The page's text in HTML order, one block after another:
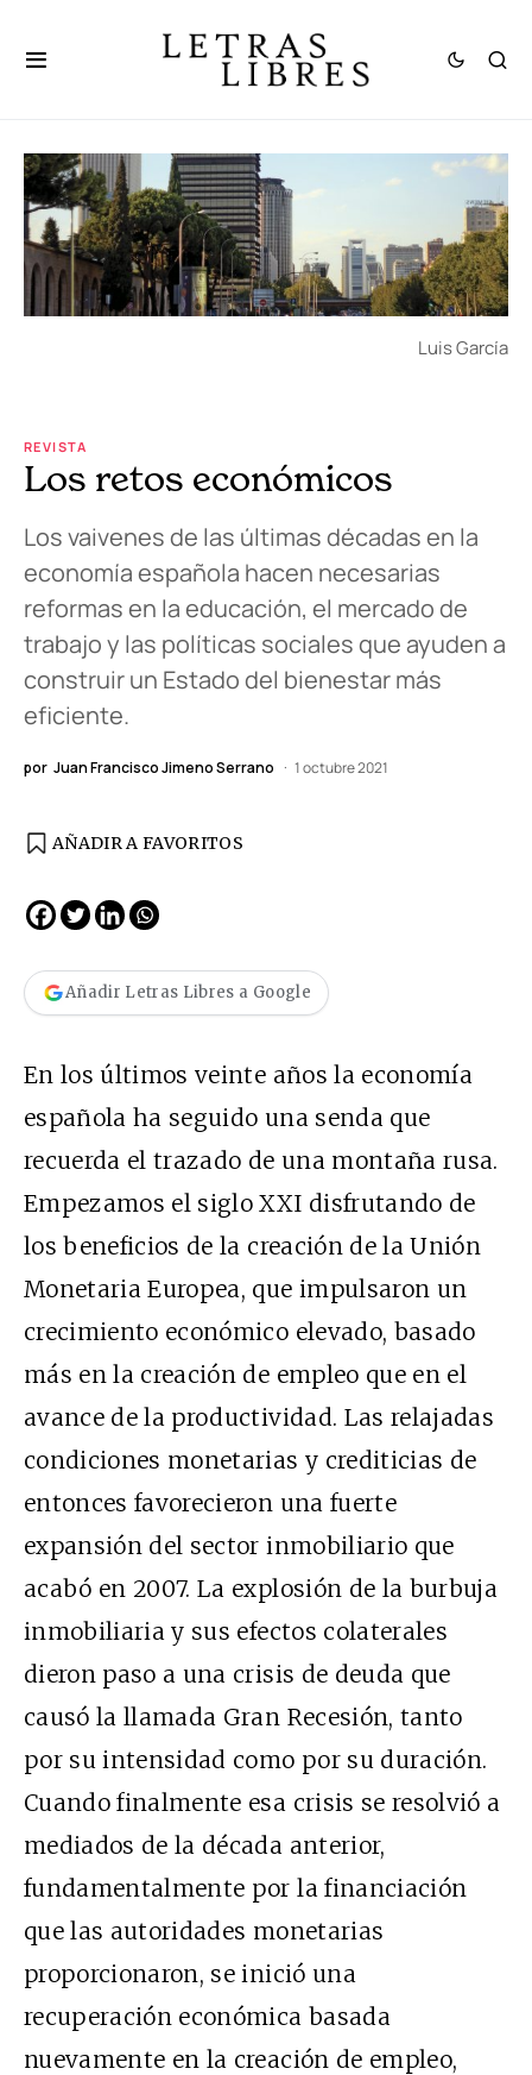
Luis García
REVISTA
Los retos económicos
Los vaivenes de las últimas décadas en la
economía española hacen necesarias
reformas en la educación, el mercado de
trabajo y las políticas sociales que ayuden a
construir un Estado del bienestar más
eficiente.
por Juan Francisco Jimeno Serrano 1 octubre 2021
AÑADIR A FAVORITOS
Añadir Letras Libres a Google
En los últimos veinte años la economía
española ha seguido una senda que
recuerda el trazado de una montaña rusa.
Empezamos el siglo XXI disfrutando de
los beneficios de la creación de la Unión
Monetaria Europea, que impulsaron un
crecimiento económico elevado, basado
más en la creación de empleo que en el
avance de la productividad. Las relajadas
condiciones monetarias y crediticias de
entonces favorecieron una fuerte
expansión del sector inmobiliario que
acabó en 2007. La explosión de la burbuja
inmobiliaria y sus efectos colaterales
dieron paso a una crisis de deuda que
causó la llamada Gran Recesión, tanto
por su intensidad como por su duración.
Cuando finalmente esa crisis se resolvió a
mediados de la década anterior,
fundamentalmente por la financiación
que las autoridades monetarias
proporcionaron, se inició una
recuperación económica basada
nuevamente en la creación de empleo,